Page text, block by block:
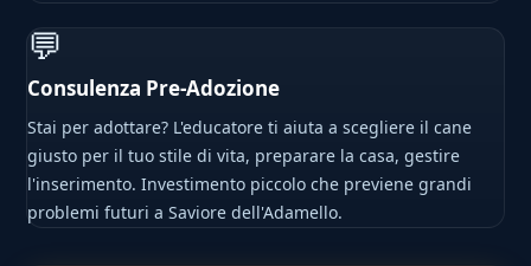
💬
Consulenza Pre-Adozione
Stai per adottare? L'educatore ti aiuta a scegliere il cane
giusto per il tuo stile di vita, preparare la casa, gestire
l'inserimento. Investimento piccolo che previene grandi
problemi futuri a Saviore dell'Adamello.